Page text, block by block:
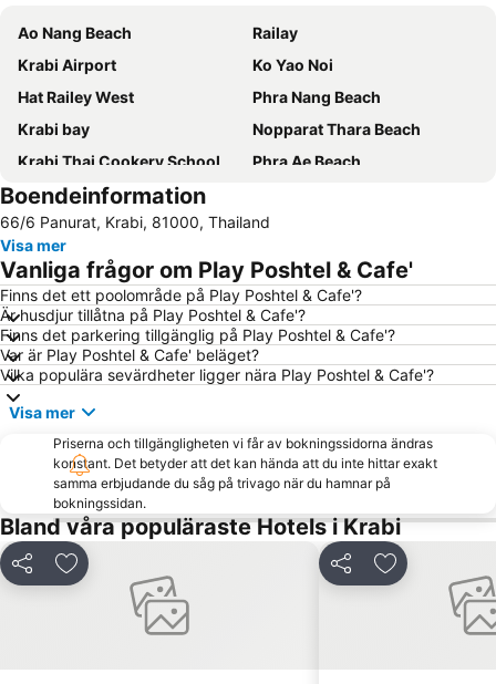
Ao Nang Beach
Railay
Krabi Airport
Ko Yao Noi
Hat Railey West
Phra Nang Beach
Krabi bay
Nopparat Thara Beach
Krabi Thai Cookery School
Phra Ae Beach
Koh Phi-Phi
Hat Railey East
Ba Kan Tiang Beach
Ton Sai bukten
Had Ko Hong
Ko Hong
Phra Nang Cave
Ko Khai
Hat Pasai
Bamboo Island
Muay Thai Stadium
Atlantis Diving
Had Chong Lad
Loh Dalam Bay
Chicken Island
KonTiki
Boendeinformation
66/6 Panurat, Krabi, 81000, Thailand
Visa mer
Vanliga frågor om Play Poshtel & Cafe'
Finns det ett poolområde på Play Poshtel & Cafe'?
Är husdjur tillåtna på Play Poshtel & Cafe'?
Finns det parkering tillgänglig på Play Poshtel & Cafe'?
Var är Play Poshtel & Cafe' beläget?
Vilka populära sevärdheter ligger nära Play Poshtel & Cafe'?
Visa mer
Priserna och tillgängligheten vi får av bokningssidorna ändras
konstant. Det betyder att det kan hända att du inte hittar exakt
samma erbjudande du såg på trivago när du hamnar på
bokningssidan.
Bland våra populäraste Hotels i Krabi
Dela Lägg till i Mina Favoriter Dela Lägg till i